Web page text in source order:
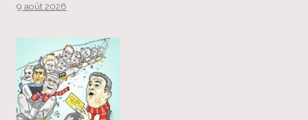
9 août 2026